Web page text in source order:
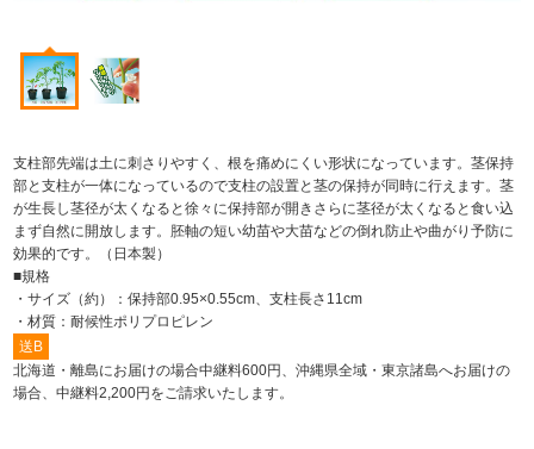
支柱部先端は土に刺さりやすく、根を痛めにくい形状になっています。茎保持
部と支柱が一体になっているので支柱の設置と茎の保持が同時に行えます。茎
が生長し茎径が太くなると徐々に保持部が開きさらに茎径が太くなると食い込
まず自然に開放します。胚軸の短い幼苗や大苗などの倒れ防止や曲がり予防に
効果的です。（日本製）
■規格
・サイズ（約）：保持部0.95×0.55cm、支柱長さ11cm
・材質：耐候性ポリプロピレン
送B
北海道・離島にお届けの場合中継料600円、沖縄県全域・東京諸島へお届けの
場合、中継料2,200円をご請求いたします。